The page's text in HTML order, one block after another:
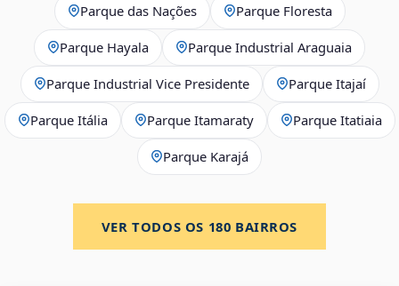
Parque das Nações Parque Floresta
Parque Hayala Parque Industrial Araguaia
Parque Industrial Vice Presidente Parque Itajaí
Parque Itália Parque Itamaraty Parque Itatiaia
Parque Karajá
VER TODOS OS 180 BAIRROS